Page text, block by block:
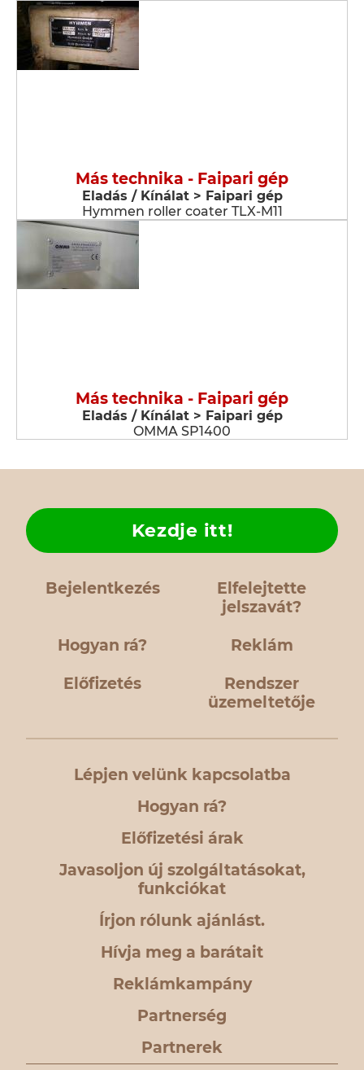
Más technika - Faipari gép
Eladás / Kínálat > Faipari gép
Hymmen roller coater TLX-M11
Más technika - Faipari gép
Eladás / Kínálat > Faipari gép
OMMA SP1400
Bejelentkezés
Elfelejtette
jelszavát?
Hogyan rá?
Kezdje itt!
Reklám
Előfizetés
Rendszer
üzemeltetője
Lépjen velünk kapcsolatba
Hogyan rá?
Előfizetési árak
Javasoljon új szolgáltatásokat,
funkciókat
Írjon rólunk ajánlást.
Hívja meg a barátait
Reklámkampány
Partnerség
Partnerek